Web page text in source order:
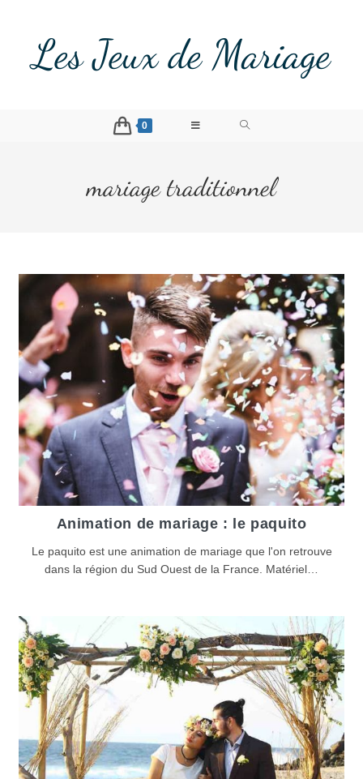
Les Jeux de Mariage
0
mariage traditionnel
Animation de mariage : le paquito
Le paquito est une animation de mariage que l'on retrouve
dans la région du Sud Ouest de la France. Matériel…